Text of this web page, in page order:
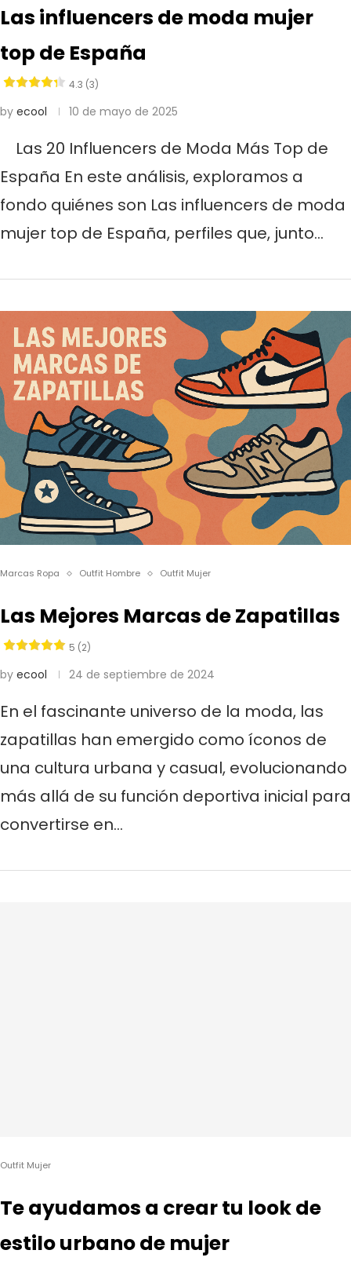
Las influencers de moda mujer
top de España
4.3 (3)
by ecool 10 de mayo de 2025
Las 20 Influencers de Moda Más Top de
España En este análisis, exploramos a
fondo quiénes son Las influencers de moda
mujer top de España, perfiles que, junto…
Marcas Ropa Outfit Hombre Outfit Mujer
Las Mejores Marcas de Zapatillas
5 (2)
by ecool 24 de septiembre de 2024
En el fascinante universo de la moda, las
zapatillas han emergido como íconos de
una cultura urbana y casual, evolucionando
más allá de su función deportiva inicial para
convertirse en…
Outfit Mujer
Te ayudamos a crear tu look de
estilo urbano de mujer